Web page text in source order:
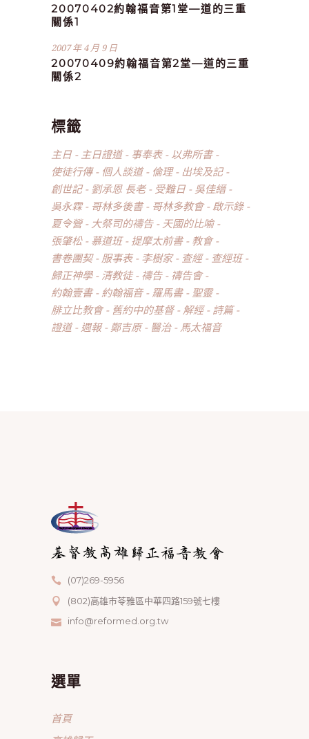
20070402約翰福音第1堂—道的三重
關係1
2007 年 4 月 9 日
20070409約翰福音第2堂—道的三重
關係2
標籤
主日 主日證道 事奉表
以弗所書
使徒行傳
個人談道 倫理
出埃及記
創世記
劉承恩 長老 受難日
吳佳縉
吳永霖
哥林多後書 哥林多教會
啟示錄
夏令營
大祭司的禱告
天國的比喻
張肇松
慕道班 提摩太前書
教會
書卷團契
服事表 李樹家 查經
查經班
歸正神學
清教徒 禱告
禱告會
約翰壹書
約翰福音 羅馬書
聖靈
腓立比教會
舊約中的基督 解經
詩篇
證道
週報 鄭吉原 醫治 馬太福音
(07)269-5956
(802)高雄市苓雅區中華四路159號七樓
info@reformed.org.tw
選單
首頁